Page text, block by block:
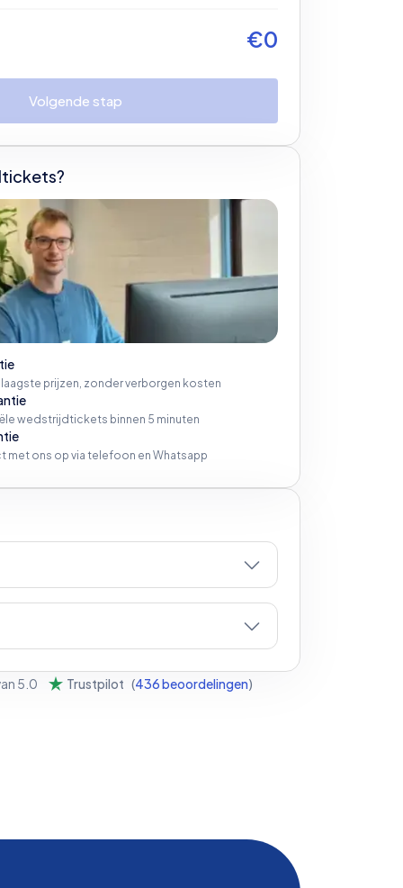
€0
Volgende stap
prijzen, zonder verborgen kosten
wedstrijdtickets binnen 5 minuten
met ons op via telefoon en Whatsapp
5.0 Trustpilot (436beoordelingen)